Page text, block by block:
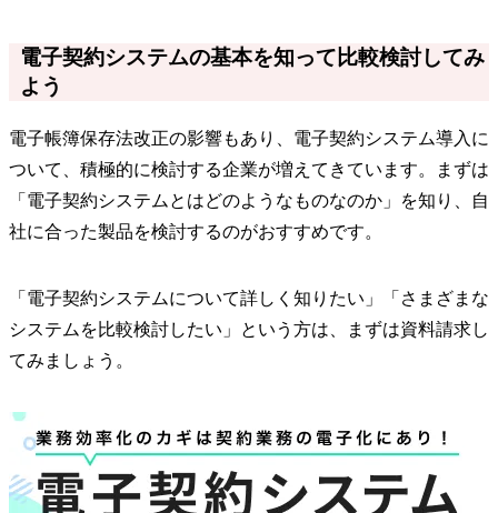
電子契約システムの基本を知って比較検討してみ
よう
電子帳簿保存法改正の影響もあり、電子契約システム導入に
ついて、積極的に検討する企業が増えてきています。まずは
「電子契約システムとはどのようなものなのか」を知り、自
社に合った製品を検討するのがおすすめです。
「電子契約システムについて詳しく知りたい」「さまざまな
システムを比較検討したい」という方は、まずは資料請求し
てみましょう。